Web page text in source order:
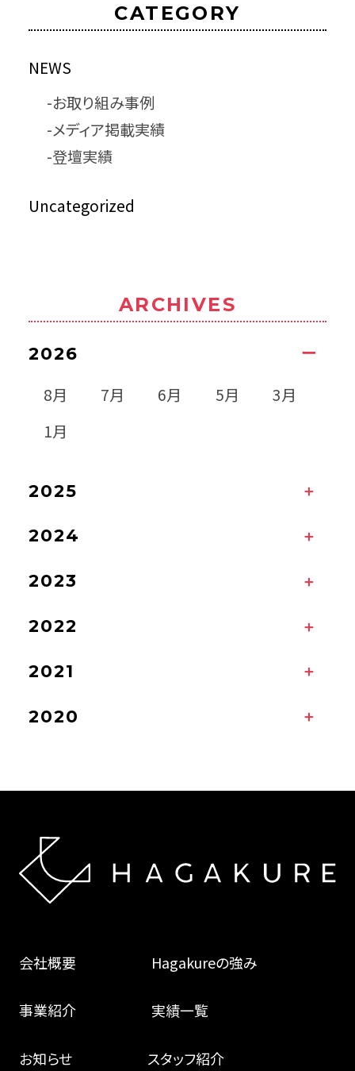
CATEGORY
NEWS
お取り組み事例
メディア掲載実績
登壇実績
Uncategorized
ARCHIVES
2026
8月 7月 6月 5月
3月
1月
2025
2024
2023
2022
2021
2020
会社概要 Hagakureの強み
事業紹介 実績一覧
お知らせ スタッフ紹介